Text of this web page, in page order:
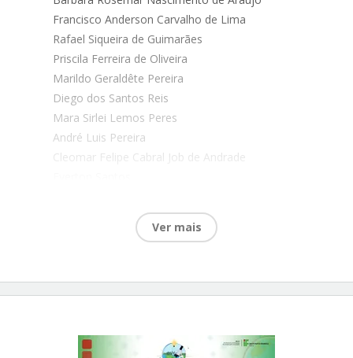
Francisco Anderson Carvalho de Lima
Rafael Siqueira de Guimarães
Priscila Ferreira de Oliveira
Marildo Geraldête Pereira
Diego dos Santos Reis
Mara Sirlei Lemos Peres
André Luis Pereira
Cleomar Felipe Cabral Job de Andrade
Marielson de Carvalho Bispo da Silva
Aline Rezende Belo Alves
Ver mais